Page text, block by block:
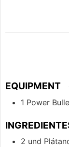
EQUIPMENT
1 Power
2 und